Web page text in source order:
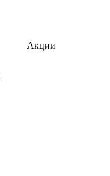
Акции